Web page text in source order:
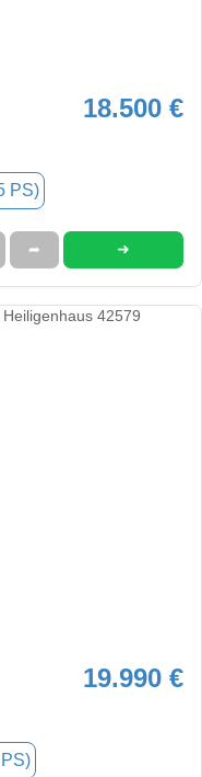
18.500 €
PS)
➦ ➜
19.990 €